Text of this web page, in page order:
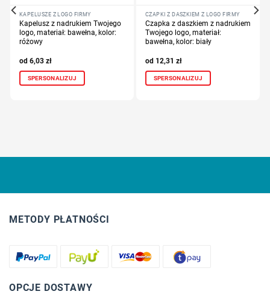
KAPELUSZE Z LOGO FIRMY
Kapelusz z nadrukiem Twojego
logo, materiał: bawełna, kolor:
różowy
6,03 zł
SPERSONALIZUJ
CZAPKI Z DASZKIEM Z LOGO FIRMY
Czapka z daszkiem z nadrukiem
Twojego logo, materiał:
bawełna, kolor: biały
12,31 zł
SPERSONALIZUJ
METODY PŁATNOŚCI
OPCJE DOSTAWY